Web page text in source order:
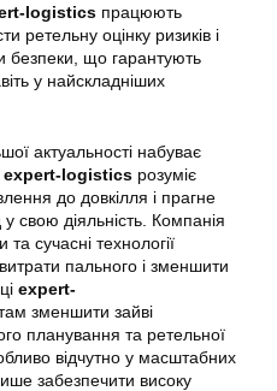
logistics працюють
ретельну оцінку ризиків і
безпеки, що гарантують
у найскладніших
актуальності набуває
expert-logistics розуміє
до довкілля і прагне
свою діяльність. Компанія
сучасні технології
пального і зменшити
expert-
зменшити зайві
планування та ретельної
відчутно у масштабних
забезпечити високу